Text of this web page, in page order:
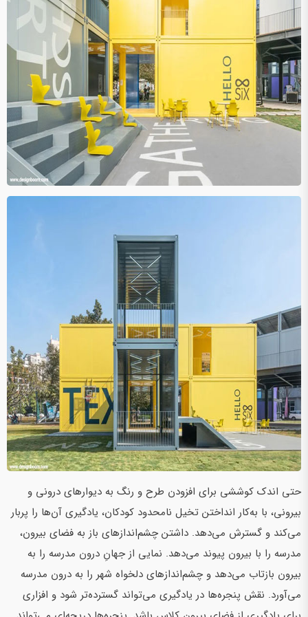
حتی اندک کوششی برای افزودن طرح و رنگ به دیوارهای درونی و
بیرونی، با به‌کار انداختن تخیل نامحدود کودکان، یادگیری آن‌ها را پربار
می‌کند و گسترش می‌دهد. داشتن چشم‌اندازهای باز به فضای بیرون،
مدرسه را با بیرون پیوند می‌دهد. نمایی از جهانِ درون مدرسه را به
بیرون بازتاب می‌دهد و چشم‌اندازهای دلخواه شهر را به درون مدرسه
می‌آورد. نقش پنجره‌ها در یادگیری می‌تواند گسترده‌تر شود و افزاری